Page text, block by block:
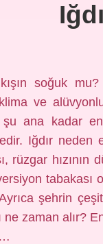
soğuk
ve
ana kadar
Iğdır neden
rüzgar hızının
tabakası
şehrin
ne zaman alır?